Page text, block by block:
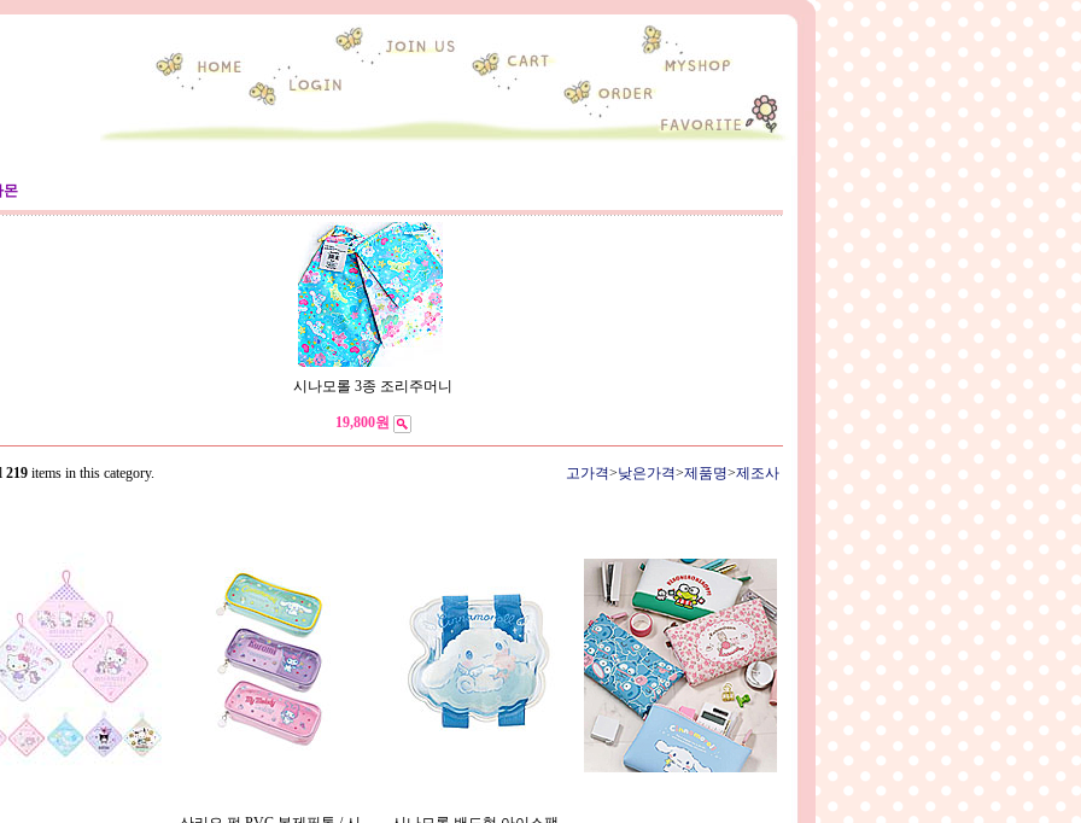
몬
시나모롤 3종 조리주머니
19,800원
219 items in this category. 고가격>낮은가격>제품명>제조사